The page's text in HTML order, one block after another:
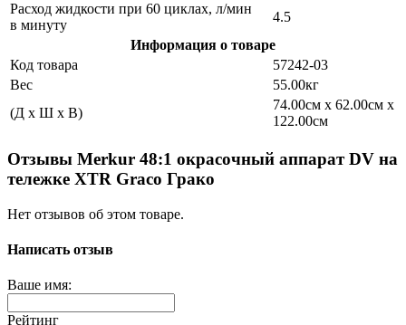
Расход жидкости при 60 циклах, л/мин
в минуту
4.5
Информация о товаре
Код товара
57242-03
Вес
55.00кг
(Д x Ш x В)
74.00см x 62.00см x
122.00см
Отзывы Merkur 48:1 окрасочный аппарат DV на
тележке XTR Graco Грако
Нет отзывов об этом товаре.
Написать отзыв
Ваше имя:
Рейтинг